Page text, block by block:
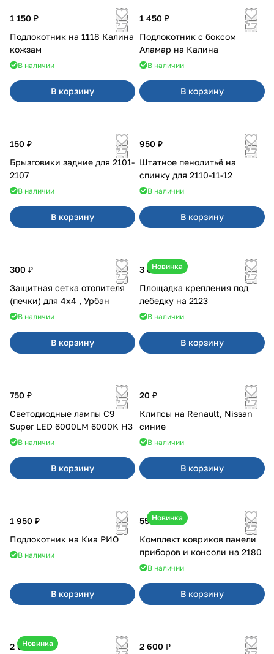
1 150 ₽
Подлокотник на 1118 Калина
кожзам
В наличии
В корзину
1 450 ₽
Подлокотник с боксом
Аламар на Калина
В наличии
В корзину
150 ₽
Брызговики задние для 2101-
2107
В наличии
В корзину
950 ₽
Штатное пенолитьё на
спинку для 2110-11-12
В наличии
В корзину
300 ₽
Защитная сетка отопителя
(печки) для 4x4 , Урбан
В наличии
В корзину
Новинка
3 600 ₽
Площадка крепления под
лебедку на 2123
В наличии
В корзину
750 ₽
Светодиодные лампы C9
Super LED 6000LM 6000K H3
В наличии
В корзину
20 ₽
Клипсы на Renault, Nissan
синие
В наличии
В корзину
1 950 ₽
Подлокотник на Киа РИО
В наличии
В корзину
Новинка
550 ₽
Комплект ковриков панели
приборов и консоли на 2180
В наличии
В корзину
Новинка
2 600 ₽
2 600 ₽